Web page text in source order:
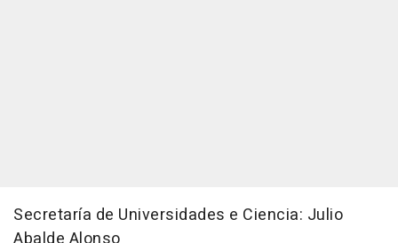
Secretaría de Universidades e Ciencia: Julio